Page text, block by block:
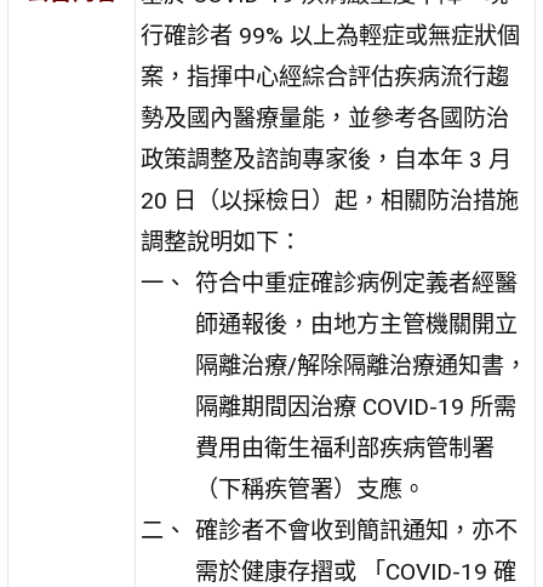
行確診者 99% 以上為輕症或無症狀個
案，指揮中心經綜合評估疾病流行趨
勢及國內醫療量能，並參考各國防治
政策調整及諮詢專家後，自本年 3 月
20 日（以採檢日）起，相關防治措施
調整說明如下：
符合中重症確診病例定義者經醫
師通報後，由地方主管機關開立
隔離治療/解除隔離治療通知書，
隔離期間因治療 COVID-19 所需
費用由衛生福利部疾病管制署
（下稱疾管署）支應。
確診者不會收到簡訊通知，亦不
需於健康存摺或 「COVID-19 確